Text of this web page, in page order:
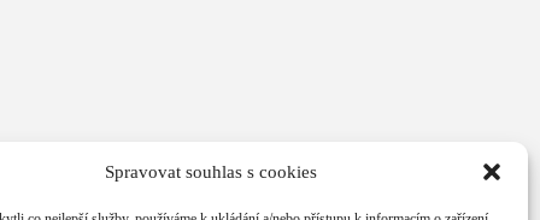
Spravovat souhlas s cookies